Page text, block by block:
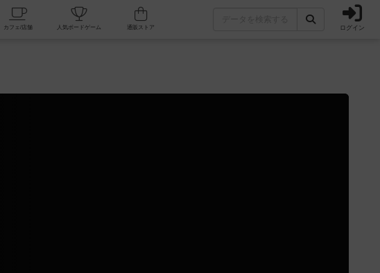
掲示板一覧 カフェ/店舗 人気ボードゲーム ログイン